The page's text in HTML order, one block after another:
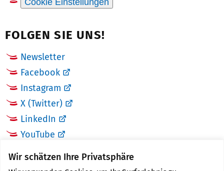
Wir schätzen Ihre Privatsphäre
Cookie Einstellungen
FOLGEN SIE UNS!
Newsletter
Facebook
Instagram
X (Twitter)
LinkedIn
YouTube
LINKS